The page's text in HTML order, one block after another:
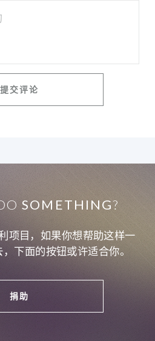
SOMETHING?
项目，如果你想帮助这样一
下面的按钮或许适合你。
捐助